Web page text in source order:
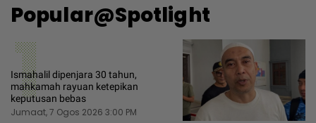
Popular@Spotlight
1
Ismahalil dipenjara 30 tahun,
mahkamah rayuan ketepikan
keputusan bebas
Jumaat, 7 Ogos 2026 3:00 PM